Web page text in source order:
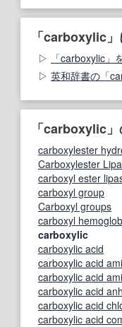
「carboxylic
「carboxylic
英和辞書の「
「carboxylic
carboxylester
Carboxylester
carboxyl ester
carboxyl group
Carboxyl groups
carboxyl
carboxylic
carboxylic acid
carboxylic acid
carboxylic acid
carboxylic acid
carboxylic acid
carboxylic acid